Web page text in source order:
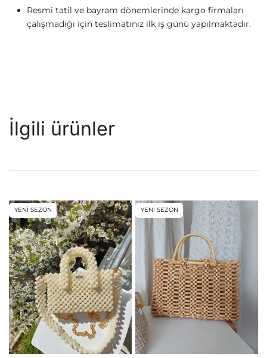
Resmi tatil ve bayram dönemlerinde kargo firmaları
çalışmadığı için teslimatınız ilk iş günü yapılmaktadır.
İlgili ürünler
YENİ SEZON YENİ SEZON